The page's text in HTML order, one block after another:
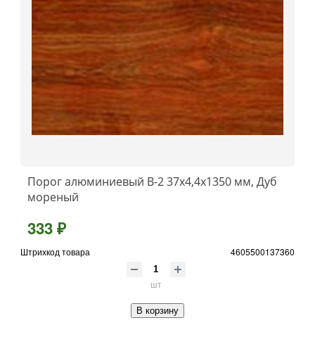
Порог алюминиевый B-2 37х4,4x1350 мм, Дуб
мореный
333 ₽
Штрихкод товара 4605500137360
шт
В корзину